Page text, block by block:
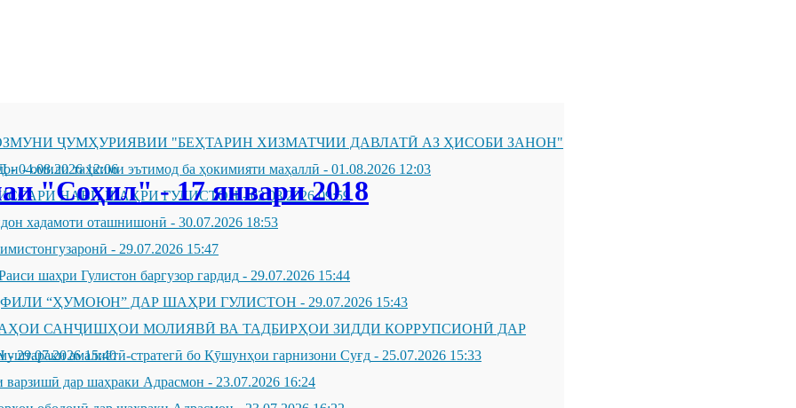
ҶУМҲУРИЯВИИ "БЕҲТАРИН ХИЗМАТЧИИ ДАВЛАТӢ АЗ ҲИСОБИ ЗАНОН"
-04.08.2026 12:06
- омили таҳкими эътимод ба ҳокимияти маҳаллӣ - 01.08.2026 12:03
НАВИ ШАҲРИ ГУЛИСТОН -02.08.2026 09:59
хадамоти оташнишонӣ - 30.07.2026 18:53
- 29.07.2026 15:47
шаҳри Гулистон баргузор гардид - 29.07.2026 15:44
“ҲУМОЮН” ДАР ШАҲРИ ГУЛИСТОН - 29.07.2026 15:43
САНҶИШҲОИ МОЛИЯВӢ ВА ТАДБИРҲОИ ЗИДДИ КОРРУПСИОНӢ ДАР
-29.07.2026 15:40амалиётӣ-стратегӣ бо Қӯшунҳои гарнизони Суғд - 25.07.2026 15:33
варзишӣ дар шаҳраки Адрасмон - 23.07.2026 16:24
"Соҳил" - 17 январи 2018